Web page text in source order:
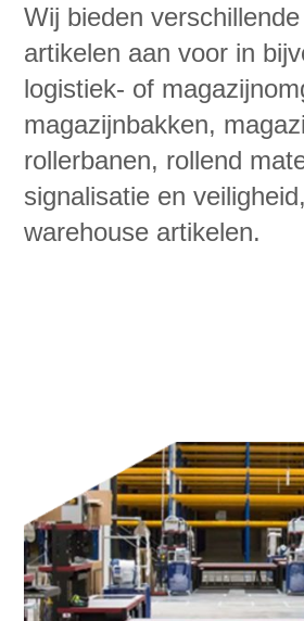
Wij bieden
artikelen aan voor in
logistiek- of
magazijnbakken,
rollerbanen, rollend
signalisatie en
warehouse artikelen.​